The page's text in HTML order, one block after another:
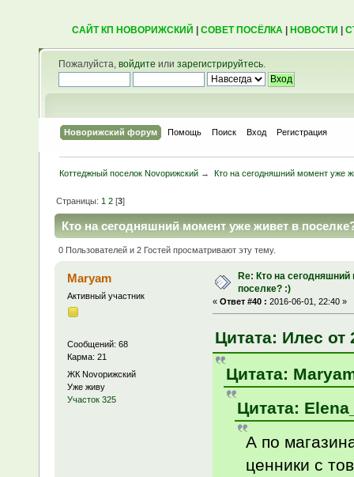
САЙТ КП НОВОРИЖСКИЙ СОВЕТ ПОСЁЛКА| НОВОСТИ
Пожалуйста, войдите или зарегистрируйтесь.
Новорижский форум Помощь Поиск Вход Регистрация
Коттеджный поселок Novoрижский → Кто на сегодняшний момент уже
Страницы:1 2 [3]
Кто на сегодняшний момент уже живет в
0 Пользователей и 2 Гостей просматривают эту тему.
Maryam
Активный участник
Сообщений: 68
Карма: 21
ЖК Novoрижский
Уже живу
Участок 325
Re: Кто на
поселке? :)
« Ответ #40 : 2016-06-01, 22:40 »
Цитата: Илес от
Цитата:
Цитата:
А по
ценники с